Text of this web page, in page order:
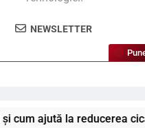
NEWSLETTER
ajută la reducerea